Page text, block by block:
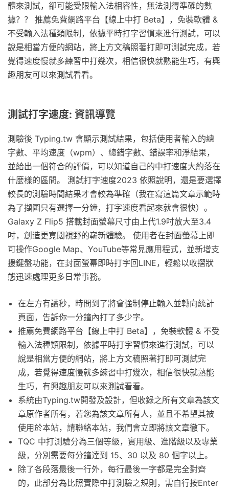
體來測試，卻可能受限輸入法相容性，無法測得準確的數
據？？ 推薦免費網路平台【線上中打 Beta】，免裝軟體 &
不受輸入法種類限制，依據平時打字習慣來進行測試，可以
說是相當方便的網站，將上方文稿照著打即可測試完成，若
覺得速度慢就多練習中打幾次，相信很快就熟能生巧，有興
趣朋友可以來測試看看。
測試打字速度: 資訊導覽
測驗後 Typing.tw 會顯示測試結果，包括使用者輸入的總
字數、平均速度（wpm）、總錯字數、錯誤率和淨結果，
並給出一個符合的評價，可以知道自己的中打速度大約落在
什麼樣的區間。 測試打字速度2023 依照說明，還是要選擇
較長的測驗時間結果才會較為準確（我在寫這篇文章示範時
為了擷圖只有選擇一分鐘，打字速度看起來就會很快）。
Galaxy Z Flip5 搭載封面螢幕尺寸由上代1.9吋放大至3.4
吋，創造更寬闊視野的嶄新體驗。 使用者在封面螢幕上即
可操作Google Map、YouTube等常見應用程式，並新增支
援鍵盤功能，在封面螢幕即時打字回LINE，輕鬆以收摺狀
態迅速處理更多日常事務。
在左方有讀秒，時間到了將會強制停止輸入並轉向統計
頁面，告訴你一分鐘內打了多少字。
推薦免費網路平台【線上中打 Beta】，免裝軟體 & 不受
輸入法種類限制，依據平時打字習慣來進行測試，可以
說是相當方便的網站，將上方文稿照著打即可測試完
成，若覺得速度慢就多練習中打幾次，相信很快就熟能
生巧，有興趣朋友可以來測試看看。
系統由Typing.tw開發及設計，但收錄之所有文章為該文
章原作者所有，若您為該文章所有人，並且不希望其被
使用於本站，請聯絡本站，我們會立即將該文章徹下。
TQC 中打測驗分為三個等級，實用級、進階級以及專業
級，分別需要每分鐘達到 15、30 以及 80 個字以上。
除了各段落最後一行外，每行最後一字都是完全對齊
的，此部分為比照實際中打測驗之規則，需自行按Enter